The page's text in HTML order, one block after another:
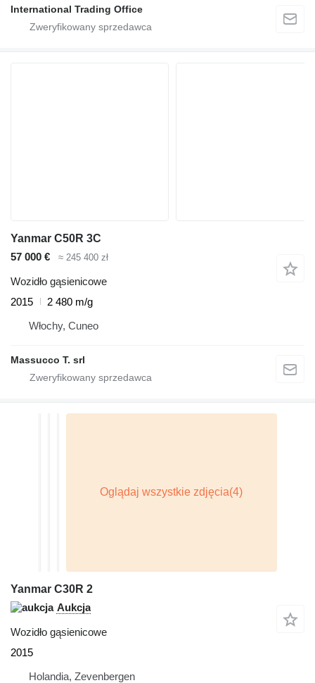
International Trading Office
Yanmar C50R 3C
57 000 €
≈ 245 400 zł
Wozidło gąsienicowe
2015
2 480 m/g
Włochy, Cuneo
Massucco T. srl
Yanmar C30R 2
Aukcja
Wozidło gąsienicowe
2015
Holandia, Zevenbergen